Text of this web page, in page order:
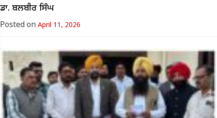
ਡਾ. ਬਲਬੀਰ ਸਿੰਘ
Posted on April 11, 2026